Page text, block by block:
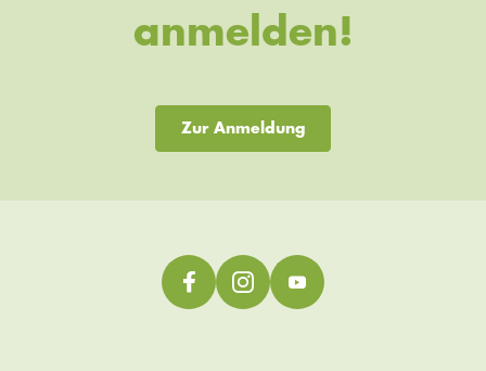
anmelden!
Zur Anmeldung